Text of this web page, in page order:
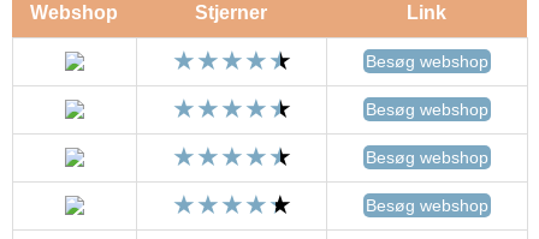
Webshop Stjerner Link
Besøg webshop
Besøg webshop
Besøg webshop
Besøg webshop